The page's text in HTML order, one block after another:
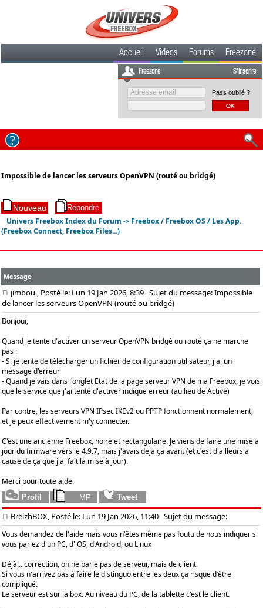
Accueil Videos Forums Freezone
Freezone S'inscrire
Pass oublié ?
Impossible de lancer les serveurs OpenVPN (routé ou bridgé)
Univers Freebox Index du Forum -> Freebox / Freebox OS / Les App.
(Freebox Connect, Freebox Files...)
Message
jimbou , Posté le: Lun 19 Jan 2026, 8:39 Sujet du message: Impossible
de lancer les serveurs OpenVPN (routé ou bridgé)
Bonjour,
Quand je tente d'activer un serveur OpenVPN bridgé ou routé ça ne marche
pas :
- Si je tente de télécharger un fichier de configuration utilisateur, j'ai un
message d'erreur
- Quand je vais dans l'onglet Etat de la page serveur VPN de ma Freebox, je vois
que le service que j'ai tenté d'activer indique erreur (au lieu de Activé)
Par contre, les serveurs VPN IPsec IKEv2 ou PPTP fonctionnent normalement,
et je peux effectivement m'y connecter.
C'est une ancienne Freebox, noire et rectangulaire. Je viens de faire une mise à
jour du firmware vers le 4.9.7, mais j'avais déjà ça avant (et c'est d'ailleurs à
cause de ça que j'ai fait la mise à jour).
Merci pour toute aide.
BreizhBOX, Posté le: Lun 19 Jan 2026, 11:40 Sujet du message:
Vous demandez de l'aide mais vous n'êtes même pas foutu de nous indiquer si
vous parlez d'un PC, d'iOS, d'Android, ou Linux
Déjà... correction, on ne parle pas de serveur, mais de client.
Si vous n'arrivez pas à faire le distinguo entre les deux ça risque d'être
compliqué.
Le serveur est sur la box. Au niveau du PC, de la tablette c'est le client.